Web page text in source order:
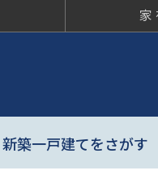
家
新築一戸建てをさがす